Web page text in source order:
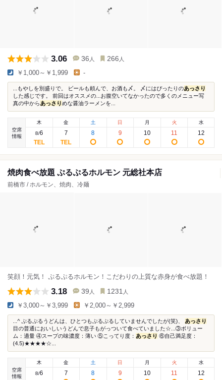
3.06 36 人 266 人
￥1,000～￥1,999 -
...もやしを別盛りで。 ビールも頼んで、お酒も〆。 〆にはぴったりのあっさり
した感じです。 前回はオススメの...お腹空いてなかったので多くのメニュー写
真の中からあっさりめな醤油ラーメンを...
空席
情報
木
8/6
金
7
土
8
日
9
月
10
火
11
水
12
焼肉食べ放題 ぷるぷるホルモン 元総社本店
前橋市 / ホルモン、焼肉、冷麺
笑顔！元気！ ぷるぷるホルモン！こだわりの上質な赤身が食べ放題！
3.18 39 人 1231 人
￥3,000～￥3,999 ￥2,000～￥2,999
...^ ぷるぷるうどんは、ひとつもぷるぷるしていませんでしたが(笑)、 あっさり
目の普通においしいうどんで息子もがっついて食べていました☆...③ボリュー
ム：適量 ④スープの味濃度：薄い ⑤こってり度： あっさり ⑥自己満足度：
(4.5)★★★★☆...
空席
情報
木
8/6
金
7
土
8
日
9
月
10
火
11
水
12